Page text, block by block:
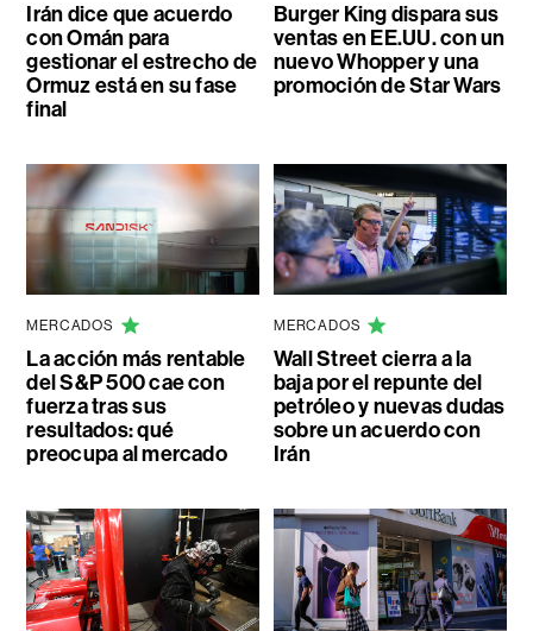
Irán dice que acuerdo
con Omán para
gestionar el estrecho de
Ormuz está en su fase
final
Burger King dispara sus
ventas en EE.UU. con un
nuevo Whopper y una
promoción de Star Wars
MERCADOS
La acción más rentable
del S&P 500 cae con
fuerza tras sus
resultados: qué
preocupa al mercado
MERCADOS
Wall Street cierra a la
baja por el repunte del
petróleo y nuevas dudas
sobre un acuerdo con
Irán